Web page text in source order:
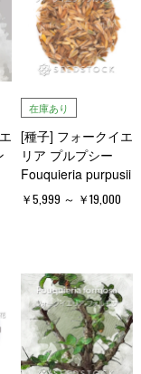
在庫あり
[種子] フォークイエ
リア プルプシー
Fouquieria purpusii
￥5,999 ～ ￥19,000